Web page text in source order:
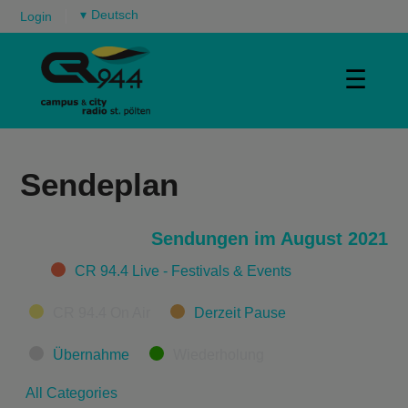
Login ▾
☰
Sendeplan
Sendungen im August 2021
CategoriesCR 94.4 Live - Festivals & Events
Derzeit Pause
Übernahme
All Categories